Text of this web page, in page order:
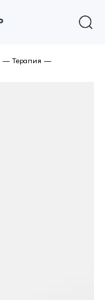
— Терапия —